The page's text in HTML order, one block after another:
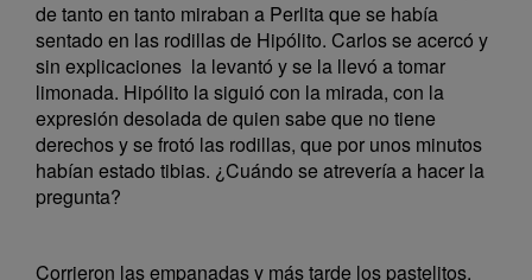
de tanto en tanto miraban a Perlita que se había
sentado en las rodillas de Hipólito. Carlos se acercó y
sin explicaciones la levantó y se la llevó a tomar
limonada. Hipólito la siguió con la mirada, con la
expresión desolada de quien sabe que no tiene
derechos y se frotó las rodillas, que por unos minutos
habían estado tibias. ¿Cuándo se atrevería a hacer la
pregunta?
Corrieron las empanadas y más tarde los pastelitos.